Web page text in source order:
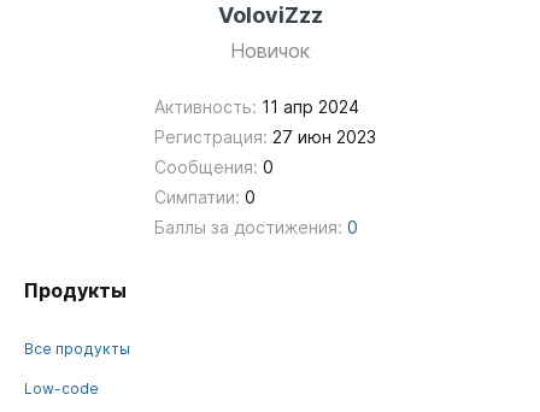
VoloviZzz
Новичок
Активность: 11 апр 2024
Регистрация: 27 июн 2023
Сообщения: 0
Симпатии: 0
Баллы за достижения: 0
Продукты
Все продукты
Low-code